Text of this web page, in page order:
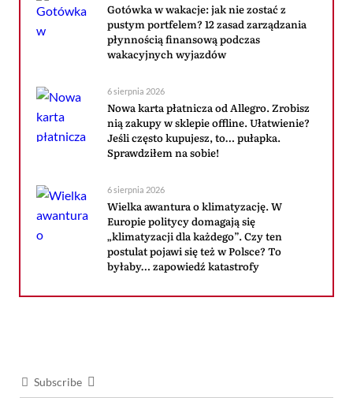
Gotówka w wakacje: jak nie zostać z
pustym portfelem? 12 zasad zarządzania
płynnością finansową podczas
wakacyjnych wyjazdów
6 sierpnia 2026
Nowa karta płatnicza od Allegro. Zrobisz
nią zakupy w sklepie offline. Ułatwienie?
Jeśli często kupujesz, to… pułapka.
Sprawdziłem na sobie!
6 sierpnia 2026
Wielka awantura o klimatyzację. W
Europie politycy domagają się
„klimatyzacji dla każdego”. Czy ten
postulat pojawi się też w Polsce? To
byłaby… zapowiedź katastrofy
Subscribe